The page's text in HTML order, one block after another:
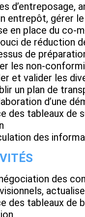
d’entreposage,
entrepôt, gérer
en place du co-
de réduction
de
les non-
et valider les
un plan de
d’une
des tableaux de
des
des
des tableaux de